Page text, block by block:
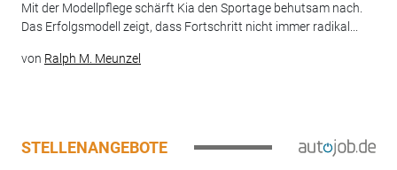
Mit der Modellpflege schärft Kia den Sportage behutsam nach.
Das Erfolgsmodell zeigt, dass Fortschritt nicht immer radikal...
von Ralph M. Meunzel
STELLENANGEBOTE